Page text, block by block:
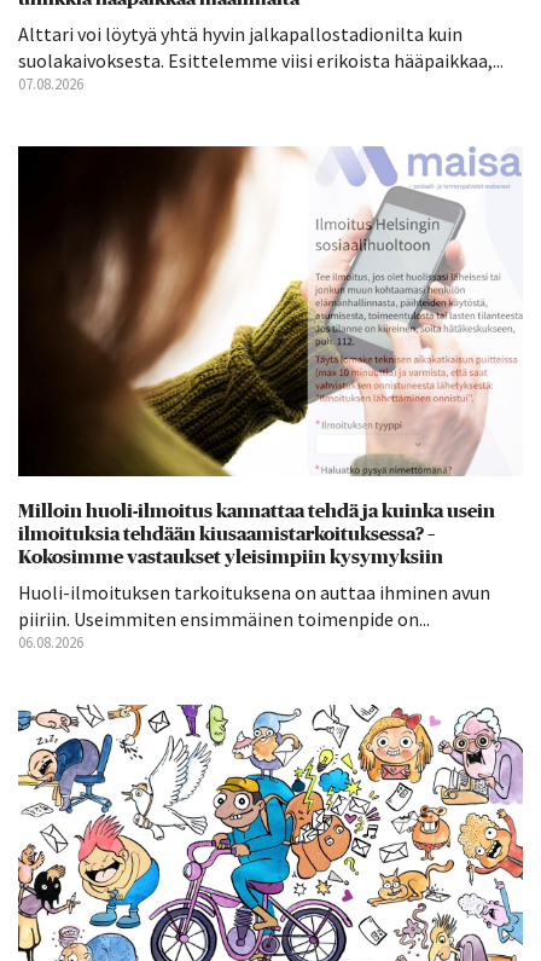
Alttari voi löytyä yhtä hyvin jalkapallostadionilta kuin
suolakaivoksesta. Esittelemme viisi erikoista hääpaikkaa,...
07.08.2026
Milloin huoli-ilmoitus kannattaa tehdä ja kuinka usein
ilmoituksia tehdään kiusaamistarkoituksessa? –
Kokosimme vastaukset yleisimpiin kysymyksiin
Huoli-ilmoituksen tarkoituksena on auttaa ihminen avun
piiriin. Useimmiten ensimmäinen toimenpide on...
06.08.2026